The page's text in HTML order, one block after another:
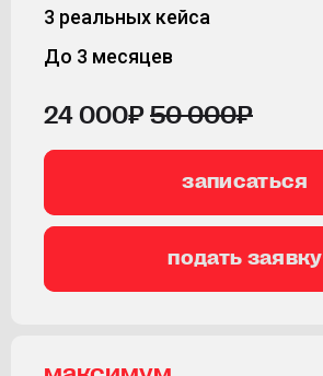
3 реальных кейса
До 3 месяцев
24 000₽50 000₽
записаться
подать заявку